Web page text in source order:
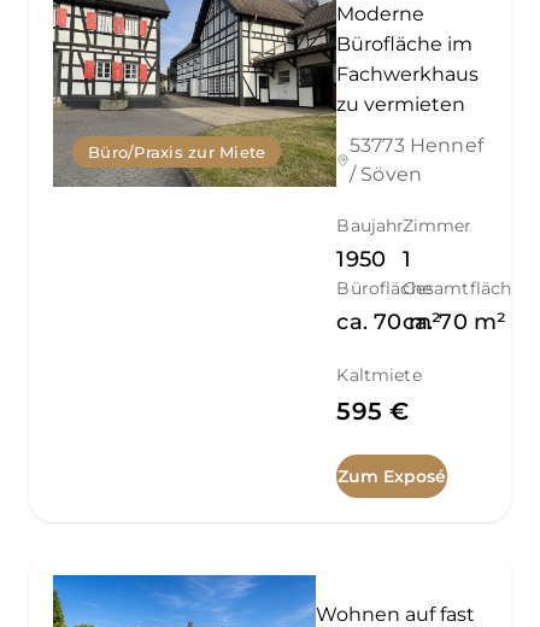
Büro/Praxis zur Miete
Moderne
Bürofläche im
Fachwerkhaus
zu vermieten
53773 Hennef
/ Söven
Baujahr
1950
Zimmer
1
Bürofläche
ca. 70 m²
Gesamtfläche
ca. 70 m²
Kaltmiete
595 €
Zum Exposé
Wohnen auf fast